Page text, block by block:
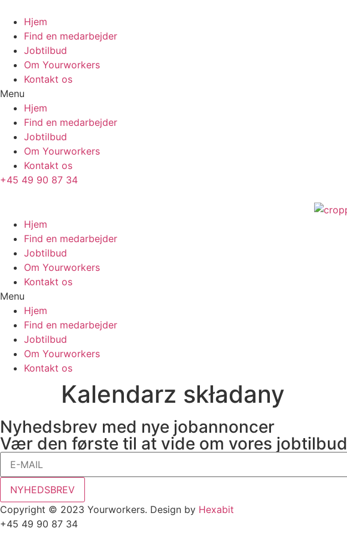
content
Hjem
Find en medarbejder
Jobtilbud
Om Yourworkers
Kontakt os
Menu
Hjem
Find en medarbejder
Jobtilbud
Om Yourworkers
Kontakt os
+45 49 90 87 34
Hjem
Find en medarbejder
Jobtilbud
Om Yourworkers
Kontakt os
Menu
Hjem
Find en medarbejder
Jobtilbud
Om Yourworkers
Kontakt os
Kalendarz składany
Nyhedsbrev med nye jobannoncer
Vær den første til at vide om vores jobtilbud
NYHEDSBREV
Copyright © 2023 Yourworkers. Design by Hexabit
+45 49 90 87 34